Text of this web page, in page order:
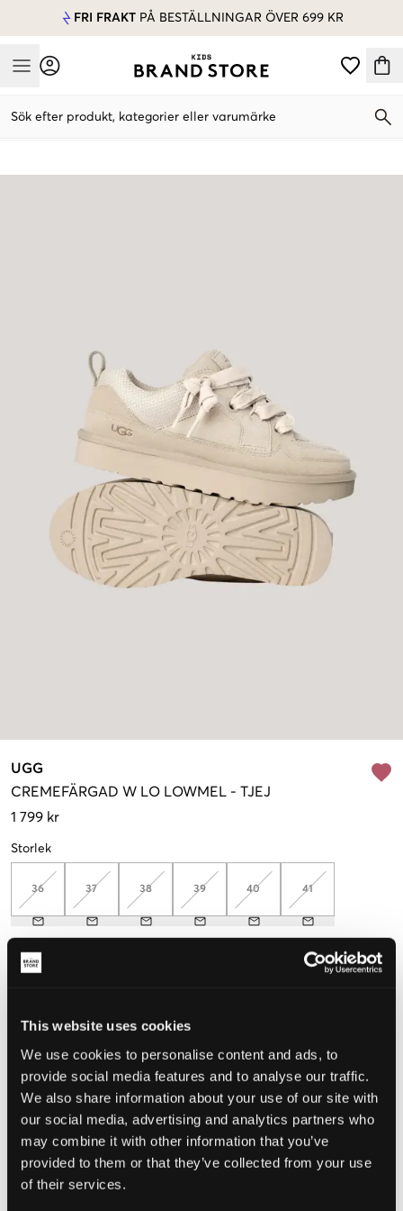
This website uses cookies
We use cookies to personalise content and ads, to
provide social media features and to analyse our traffic.
We also share information about your use of our site with
our social media, advertising and analytics partners who
may combine it with other information that you’ve
provided to them or that they’ve collected from your use
of their services.
FRI FRAKT PÅ BESTÄLLNINGAR ÖVER 699 KR
Mobile Menu
Sök efter produkt, kategorier eller varumärke
UGG
CREMEFÄRGAD W LO LOWMEL - TJEJ
1 799 kr
Storlek
36 37 38 39 40 41
Mät foten för att välja rätt storlek
Liten Perfekt
STORLEKSGUIDE
VÄLJ STORLEK
Fri fraktpå beställningar över 699 kr
Öppet köp i 60 dagar